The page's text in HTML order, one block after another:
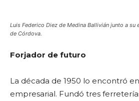
Luis Federico Diez de Medina Ballivián junto a su
de Córdova.
Forjador de futuro
La década de 1950 lo encontró
empresarial. Fundó tres